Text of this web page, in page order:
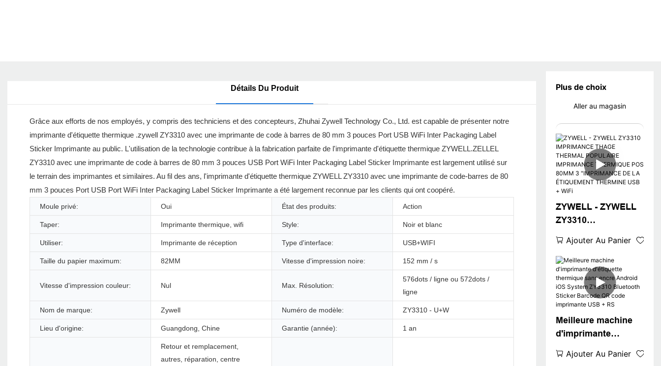
Plus de choix
Aller au magasin
ZYWELL - ZYWELL
ZY3310
THAGE THERMAL
POPULAIRE
IMPRIMANCE
THERMIQUE POS
80MM 3
LA ÉTIQUEMENT
THERMINE USB +
WiFi
Ajouter Au Panier
Meilleure machine
d'imprimante
thermique sans
Ajouter Au Panier
Détails Du Produit
Grâce aux efforts de nos employés, y compris des techniciens et des concepteurs, Zhuhai Zywell Technology Co., Ltd. est capable de présenter notre
imprimante d'étiquette thermique .zywell ZY3310 avec une imprimante de code à barres de 80 mm 3 pouces Port USB WiFi Inter Packaging Label
Sticker Imprimante au public. L'utilisation de la technologie contribue à la fabrication parfaite de l'imprimante d'étiquette thermique ZYWELL.ZELLEL
ZY3310 avec une imprimante de code à barres de 80 mm 3 pouces USB Port WiFi Inter Packaging Label Sticker Imprimante est largement utilisé sur
le terrain des imprimantes et similaires. Au fil des ans, l'imprimante d'étiquette thermique ZYWELL ZY3310 avec une imprimante de code-barres de 80
mm 3 pouces Port USB Port WiFi Inter Packaging Label Sticker Imprimante a été largement reconnue par les clients qui ont coopéré.
Moule privé: Oui État des produits: Action
Taper: Imprimante thermique, wifi Style: Noir et blanc
Utiliser: Imprimante de réception Type d'interface: USB+WIFI
Taille du papier maximum: 82MM Vitesse d'impression noire: 152 mm / s
Vitesse d'impression couleur: Nul Max. Résolution:
576dots / ligne ou 572dots /
ligne
Nom de marque: Zywell Numéro de modèle: ZY3310 - U+W
Lieu d'origine: Guangdong, Chine Garantie (année): 1 an
Retour et remplacement,
autres, réparation, centre